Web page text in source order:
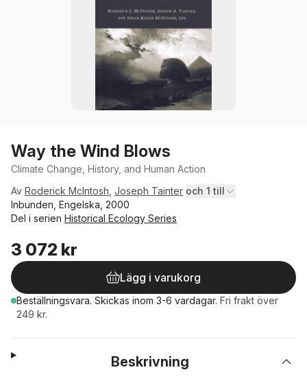
Way the Wind Blows
Climate Change, History, and Human Action
Av Roderick McIntosh Joseph Tainter och 1 till
Inbunden, Engelska, 2000
Del i serien Historical Ecology Series
3 072 kr
Lägg i varukorg
Beställningsvara. Skickas inom 3-6 vardagar. Fri frakt över
249 kr.
Beskrivning